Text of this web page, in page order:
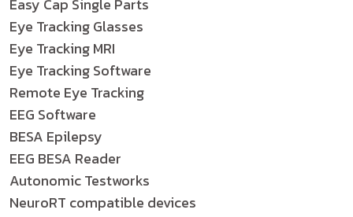
Easy Cap Single Parts
Eye Tracking Glasses
Eye Tracking MRI
Eye Tracking Software
Remote Eye Tracking
EEG Software
BESA Epilepsy
EEG BESA Reader
Autonomic Testworks
NeuroRT compatible devices